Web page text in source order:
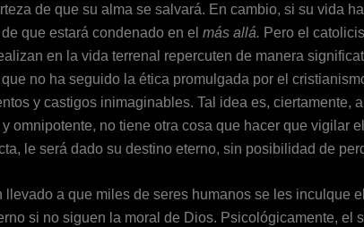
de que su alma se salvará. En cambio, si su vida
de que estará condenado en el más allá. Pero el
en la vida terrenal repercuten de manera
no ha seguido la ética promulgada por el
y castigos inimaginables. Tal idea es, ciertamente,
omnipotente, no tiene otra cosa que hacer que vigilar
le será dado su destino eterno, sin posibilidad de
a que miles de seres humanos se les inculque
si no siguen la moral de Dios. Psicológicamente, el